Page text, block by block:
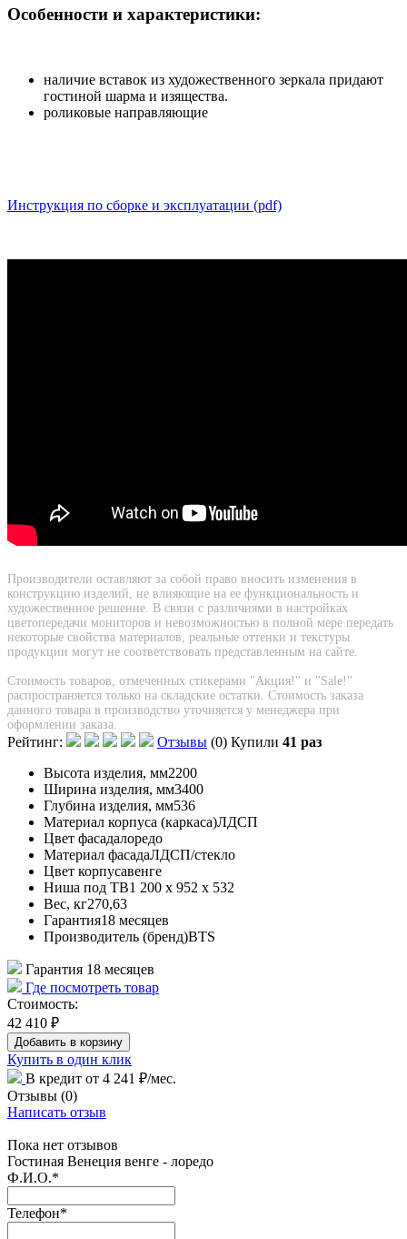
Особенности и характеристики:
наличие вставок из художественного зеркала придают
гостиной шарма и изящества.
роликовые направляющие
Инструкция по сборке и эксплуатации (pdf)
Производители оставляют за собой право вносить изменения в
конструкцию изделий, не влияющие на ее функциональность и
художественное решение. В связи с различиями в настройках
цветопередачи мониторов и невозможностью в полной мере передать
некоторые свойства материалов, реальные оттенки и текстуры
продукции могут не соответствовать представленным на сайте.
Стоимость товаров, отмеченных стикерами "Акция!" и "Sаle!"
распространяется только на складские остатки. Стоимость заказа
данного товара в производство уточняется у менеджера при
оформлении заказа.
Рейтинг: Отзывы (0) Купили 41 раз
Высота изделия, мм2200
Ширина изделия, мм3400
Глубина изделия, мм536
Материал корпуса (каркаса)ЛДСП
Цвет фасадалоредо
Материал фасадаЛДСП/стекло
Цвет корпусавенге
Ниша под ТВ1 200 х 952 х 532
Вес, кг270,63
Гарантия18 месяцев
Производитель (бренд)BTS
Гарантия 18 месяцев
Где посмотреть товар
Стоимость:
42 410 ₽
Купить в один клик
В кредит от 4 241 ₽/мес.
Отзывы (0)
Написать отзыв
Пока нет отзывов
Гостиная Венеция венге - лоредо
Ф.И.О.*
Телефон*